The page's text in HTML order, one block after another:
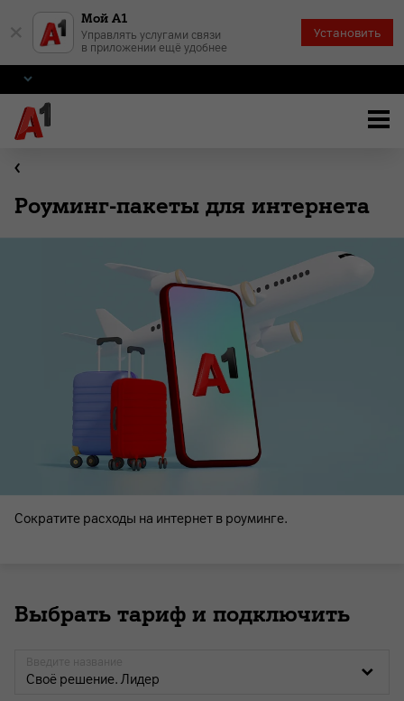
Мой А1
Управлять услугами связи
в приложении ещё удобнее
Установить
Роуминг-пакеты для интернета
Сократите расходы на интернет в роуминге.
Выбрать тариф и подключить
Своё решение. Лидер